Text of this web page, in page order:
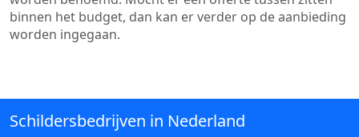
binnen het budget, dan kan er verder op de aanbieding
worden ingegaan.
Schildersbedrijven in Nederland